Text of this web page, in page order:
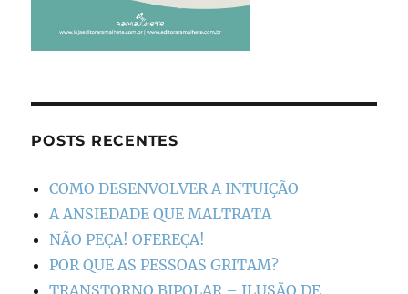
POSTS RECENTES
COMO DESENVOLVER A INTUIÇÃO
A ANSIEDADE QUE MALTRATA
NÃO PEÇA! OFEREÇA!
POR QUE AS PESSOAS GRITAM?
TRANSTORNO BIPOLAR – ILUSÃO DE